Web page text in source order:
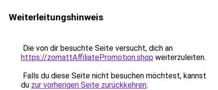
Weiterleitungshinweis
Die von dir besuchte Seite versucht, dich an
https://zomattAffiliatePromotion.shop weiterzuleiten.
Falls du diese Seite nicht besuchen möchtest, kannst
du zur vorherigen Seite zurückkehren.